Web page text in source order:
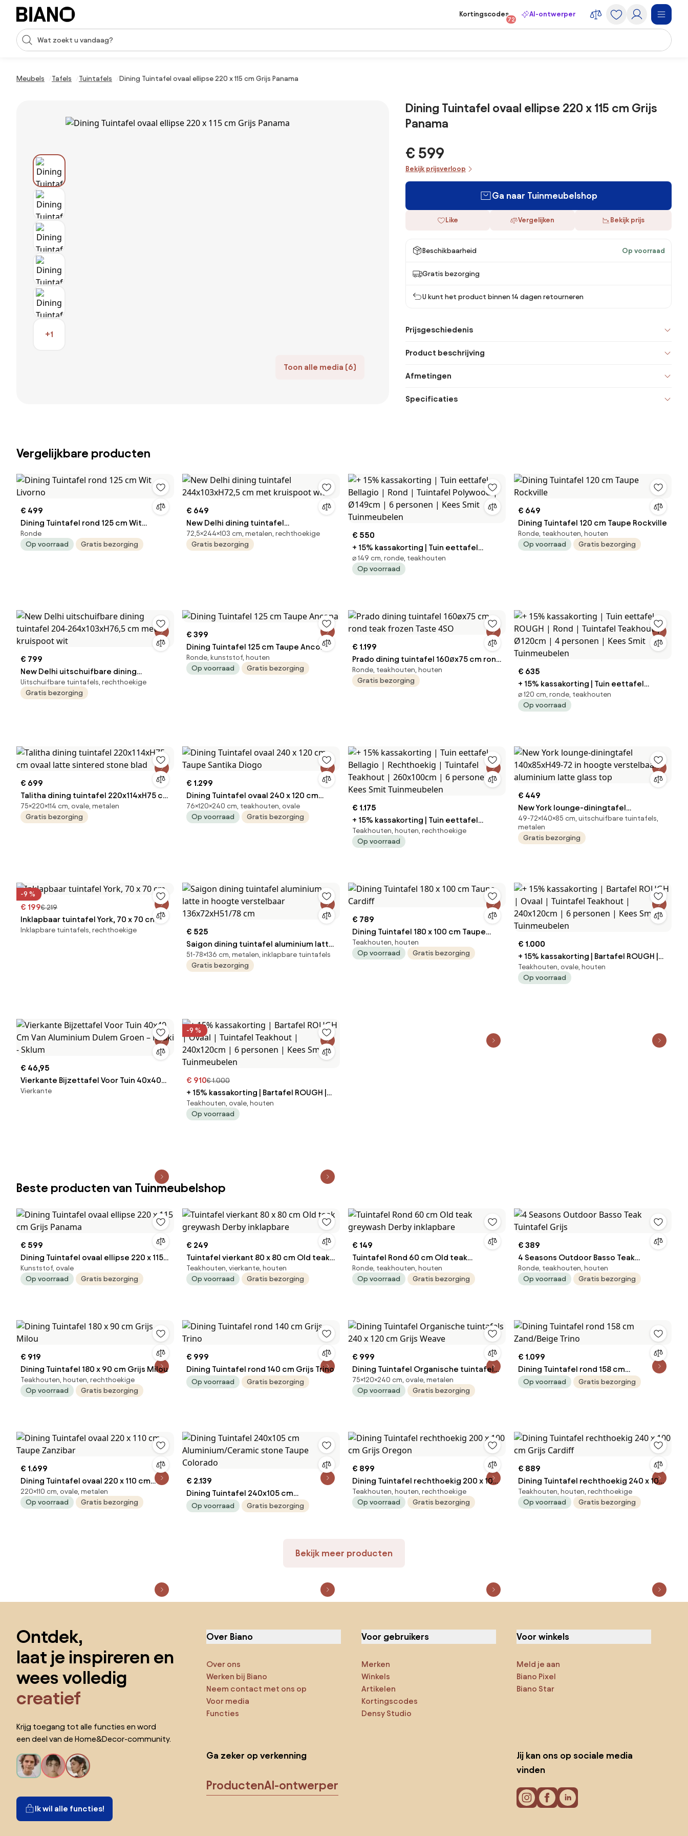
Navigatie overslaan, naar inhoud springen
Zoekopdracht invoeren
Kortingscodes
72
AI-ontwerper
Meubels Tafels Tuintafels Dining Tuintafel ovaal ellipse 220 x 115 cm Grijs Panama
+1
Toon alle media (6)
Dining Tuintafel ovaal ellipse 220 x 115 cm Grijs
Panama
€ 599
Bekijk prijsverloop
Ga naar Tuinmeubelshop
Like Vergelijken Bekijk prijs
Beschikbaarheid Op voorraad
Gratis bezorging
U kunt het product binnen 14 dagen retourneren
Prijsgeschiedenis
Product beschrijving
Afmetingen
Specificaties
Vergelijkbare producten
€ 499
Dining Tuintafel rond 125 cm Wit
Livorno
Ronde
Op voorraad
Gratis bezorging
€ 649
New Delhi dining tuintafel
244x103xH72,5 cm met kruispoot wit
72,5×244×103 cm, metalen, rechthoekige
Gratis bezorging
€ 550
+ 15% kassakorting | Tuin eettafel
Bellagio | Rond | Tuintafel Polywood |
Ø149cm | 6 personen | Kees Smit
⌀ 149 cm, ronde, teakhouten
Op voorraad
€ 649
Dining Tuintafel 120 cm Taupe Rockville
Ronde, teakhouten, houten
Op voorraad
Gratis bezorging
€ 799
New Delhi uitschuifbare dining
tuintafel 204-264x103xH76,5 cm met
kruispoot wit
Uitschuifbare tuintafels, rechthoekige
Gratis bezorging
€ 399
Dining Tuintafel 125 cm Taupe Ancona
Ronde, kunststof, houten
Op voorraad
Gratis bezorging
€ 1.199
Prado dining tuintafel 160øx75 cm rond
teak frozen Taste 4SO
Ronde, teakhouten, houten
Gratis bezorging
€ 635
+ 15% kassakorting | Tuin eettafel
ROUGH | Rond | Tuintafel Teakhout |
Ø120cm | 4 personen | Kees Smit
⌀ 120 cm, ronde, teakhouten
Op voorraad
€ 699
Talitha dining tuintafel 220x114xH75 cm
ovaal latte sintered stone blad
75×220×114 cm, ovale, metalen
Gratis bezorging
€ 1.299
Dining Tuintafel ovaal 240 x 120 cm
Taupe Santika Diogo
76×120×240 cm, teakhouten, ovale
Op voorraad
Gratis bezorging
€ 1.175
+ 15% kassakorting | Tuin eettafel
Bellagio | Rechthoekig | Tuintafel
Teakhout | 260x100cm | 6 personen |
Teakhouten, houten, rechthoekige
Op voorraad
€ 449
New York lounge-diningtafel
140x85xH49-72 in hoogte verstelbaar
aluminium latte glass top
49-72×140×85 cm, uitschuifbare tuintafels,
metalen
Gratis bezorging
-9 %
€ 199€ 219
Inklapbaar tuintafel York, 70 x 70 cm
Inklapbare tuintafels, rechthoekige
€ 525
Saigon dining tuintafel aluminium latte
in hoogte verstelbaar 136x72xH51/78
cm
51-78×136 cm, metalen, inklapbare tuintafels
Gratis bezorging
€ 789
Dining Tuintafel 180 x 100 cm Taupe
Cardiff
Teakhouten, houten
Op voorraad
Gratis bezorging
€ 1.000
+ 15% kassakorting | Bartafel ROUGH |
Ovaal | Tuintafel Teakhout | 240x120cm
| 6 personen | Kees Smit Tuinmeubelen
Teakhouten, ovale, houten
Op voorraad
€ 46,95
Vierkante Bijzettafel Voor Tuin 40x40
Cm Van Aluminium Dulem Groen – Khaki
Vierkante
-9 %
€ 910€ 1.000
+ 15% kassakorting | Bartafel ROUGH |
Ovaal | Tuintafel Teakhout | 240x120cm
| 6 personen | Kees Smit Tuinmeubelen
Teakhouten, ovale, houten
Op voorraad
Beste producten van Tuinmeubelshop
€ 599
Dining Tuintafel ovaal ellipse 220 x 115
cm Grijs Panama
Kunststof, ovale
Op voorraad
Gratis bezorging
€ 249
Tuintafel vierkant 80 x 80 cm Old teak
greywash Derby inklapbare
Teakhouten, vierkante, houten
Op voorraad
Gratis bezorging
€ 149
Tuintafel Rond 60 cm Old teak
greywash Derby inklapbare
Ronde, teakhouten, houten
Op voorraad
Gratis bezorging
€ 389
4 Seasons Outdoor Basso Teak
Tuintafel Grijs
Ronde, teakhouten, houten
Op voorraad
Gratis bezorging
€ 919
Dining Tuintafel 180 x 90 cm Grijs Milou
Teakhouten, houten, rechthoekige
Op voorraad
Gratis bezorging
€ 999
Dining Tuintafel rond 140 cm Grijs Trino
Op voorraad Gratis bezorging
€ 999
Dining Tuintafel Organische tuintafels
240 x 120 cm Grijs Weave
75×120×240 cm, ovale, metalen
Op voorraad
Gratis bezorging
€ 1.099
Dining Tuintafel rond 158 cm
Zand/Beige Trino
Op voorraad Gratis bezorging
€ 1.699
Dining Tuintafel ovaal 220 x 110 cm
Taupe Zanzibar
220×110 cm, ovale, metalen
Op voorraad
Gratis bezorging
€ 2.139
Dining Tuintafel 240x105 cm
Aluminium/Ceramic stone Taupe
Op voorraad Gratis bezorging
€ 899
Dining Tuintafel rechthoekig 200 x 100
cm Grijs Oregon
Teakhouten, houten, rechthoekige
Op voorraad
Gratis bezorging
€ 889
Dining Tuintafel rechthoekig 240 x 100
cm Grijs Cardiff
Teakhouten, houten, rechthoekige
Op voorraad
Gratis bezorging
Bekijk meer producten
Ontdek,
laat je inspireren en
wees volledig
creatief
Krijg toegang tot alle functies en word
een deel van de Home&Decor-community.
Ik wil alle functies!
Over Biano
Over ons
Werken bij Biano
Neem contact met ons op
Voor media
Functies
Voor gebruikers
Merken
Winkels
Artikelen
Kortingscodes
Densy Studio
Voor winkels
Meld je aan
Biano Pixel
Biano Star
Ga zeker op verkenning
ProductenAI-ontwerper
Jij kan ons op sociale media
vinden